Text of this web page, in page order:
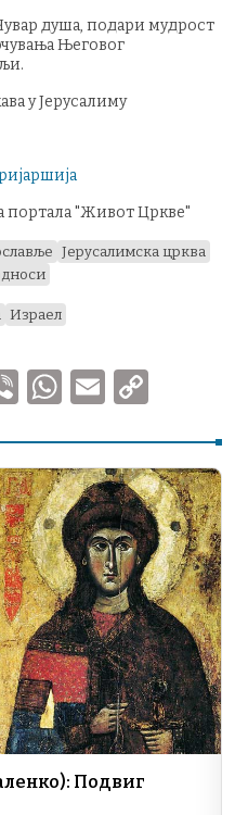
душа, подари мудрост
Његовог
у Јерусалиму
портала "Живот Цркве"
Јерусалимска црква
Израел
V
ib
er
W
h
at
s
A
p
p
E
m
ai
l
p
y
Li
n
k
Подвиг